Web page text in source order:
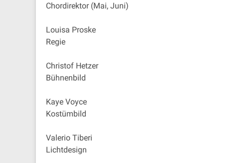
Chordirektor (Mai, Juni)
Louisa Proske
Regie
Christof Hetzer
Bühnenbild
Kaye Voyce
Kostümbild
Valerio Tiberi
Lichtdesign